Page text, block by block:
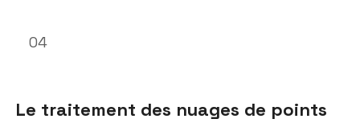
04
Le traitement des nuages de points